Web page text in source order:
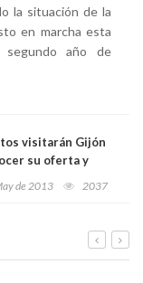
la situación de la
en marcha esta
año de
visitarán Gijón
su oferta y
de 2013 2037